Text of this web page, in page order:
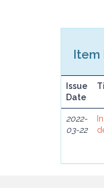
Item
Issue
Date
2022-
03-22